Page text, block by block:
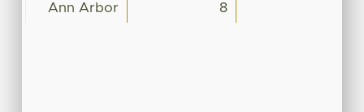
Ann Arbor 8